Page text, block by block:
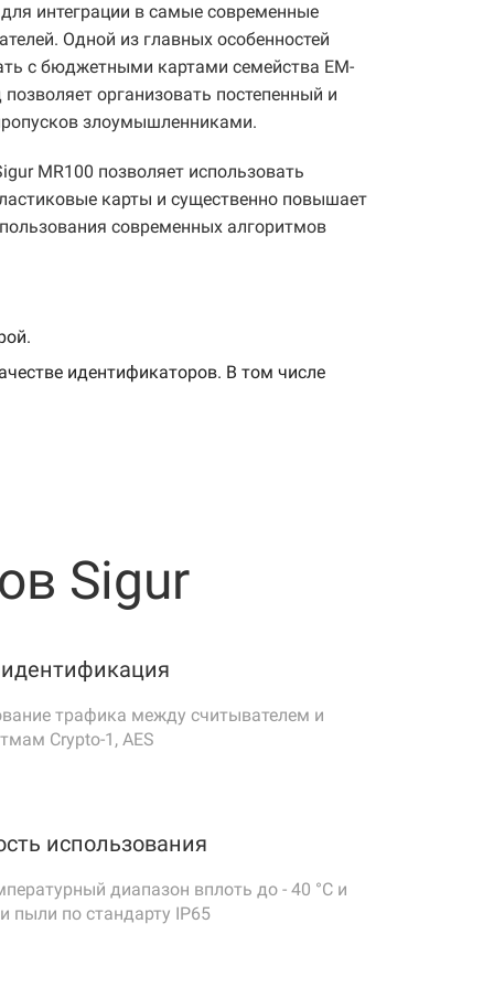
интеграции в самые современные
Одной из главных особенностей
с бюджетными картами семейства EM-
организовать постепенный и
злоумышленниками.
MR100 позволяет использовать
карты и существенно повышает
современных алгоритмов
режимы SL1 и SL3 семейства Mifare
индикацией (при подключении
по OSDP)
средств», а также стандарту ТР ЕАЭС
«Требования к функциональным
2016 г. № 969.
адресу;
вам просто потребуется выбрать
реквизиты, а вы перечислите на
в телефонном режиме.
идентификаторов. В том числе
Sigur
трафика между считывателем и
Crypto-1, AES
использования
диапазон вплоть до - 40 °C и
пыли по стандарту IP65